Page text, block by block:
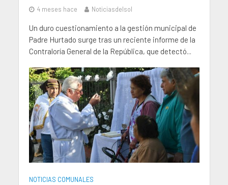
4 meses hace Noticiasdelsol
Un duro cuestionamiento a la gestión municipal de
Padre Hurtado surge tras un reciente informe de la
Contraloría General de la República, que detectó...
NOTICIAS COMUNALES